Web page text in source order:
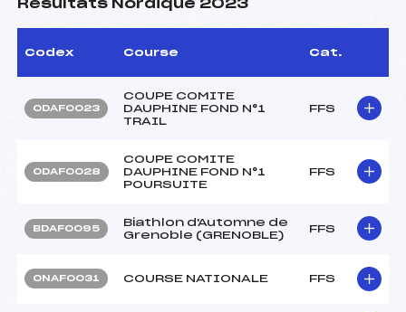
Résultats Nordique 2023
Codex Course Cat.
ODAF0023
COUPE COMITE
DAUPHINE FOND N°1
TRAIL
FFS
ODAF0028
COUPE COMITE
DAUPHINE FOND N°1
POURSUITE
FFS
BDAF0095
Biathlon d'Automne de
Grenoble (GRENOBLE)
FFS
ONAF0031 COURSE NATIONALE FFS